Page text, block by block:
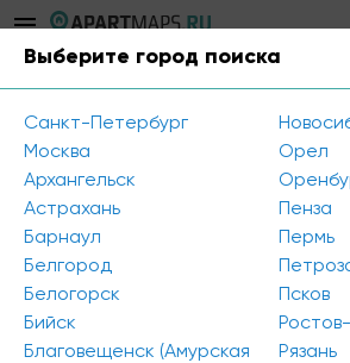
Открыть фильтр
Район города: Петроградский
Площадь: 150 - 200 кв.м.
К сожалению, мы ничего не
запросу. Попробуйте изменить
Выберите город поиска
Санкт-Петербург
Москва
Архангельск
Астрахань
Барнаул
Белгород
Белогорск
Бийск
Благовещенск (Амурская
Орел
Пенза
Пермь
Псков
Рязань